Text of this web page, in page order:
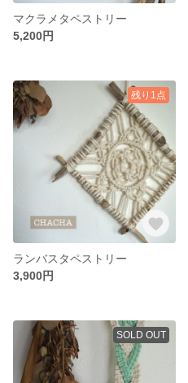
マクラメタペストリー
5,200円
残り1点
ランバスタペストリー
3,900円
SOLD OUT